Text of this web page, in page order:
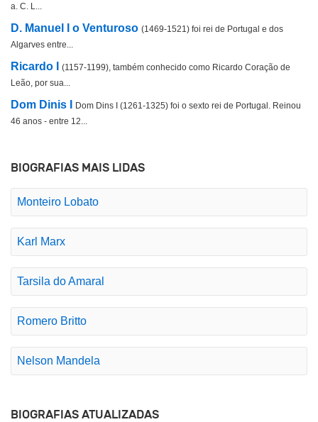
a. C. L...
D. Manuel I o Venturoso (1469-1521) foi rei de Portugal e dos
Algarves entre...
Ricardo I
(1157-1199), também conhecido como Ricardo Coração de
Leão, por sua...
Dom Dinis I
Dom Dins I (1261-1325) foi o sexto rei de Portugal. Reinou
46 anos - entre 12...
BIOGRAFIAS MAIS LIDAS
Monteiro Lobato
Karl Marx
Tarsila do Amaral
Romero Britto
Nelson Mandela
BIOGRAFIAS ATUALIZADAS